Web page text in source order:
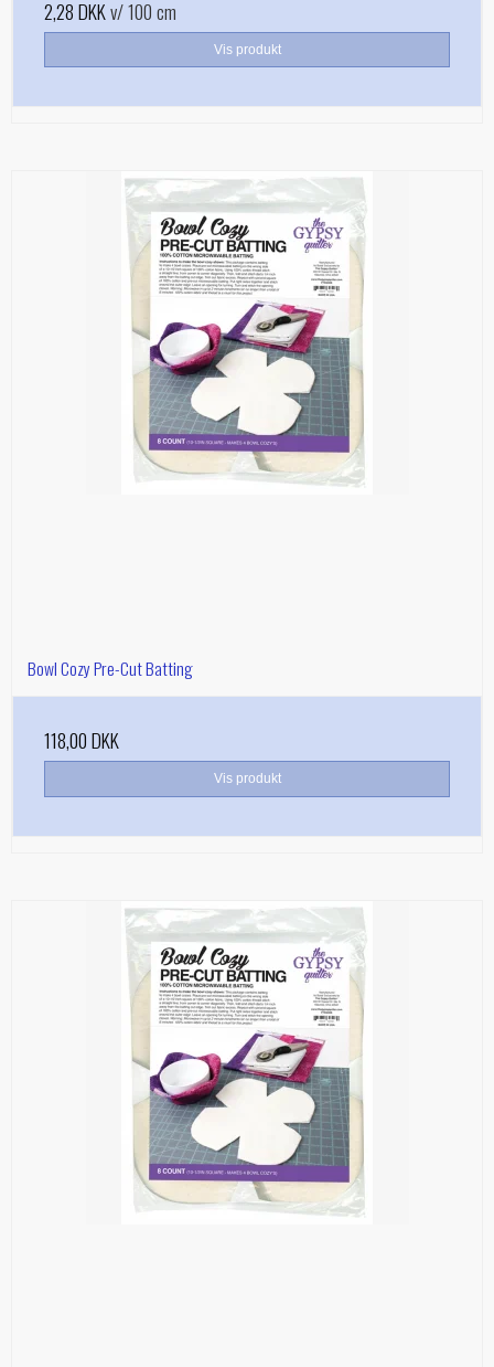
2,28 DKKv/ 100 cm
Vis produkt
Bowl Cozy Pre-Cut Batting
118,00 DKK
Vis produkt